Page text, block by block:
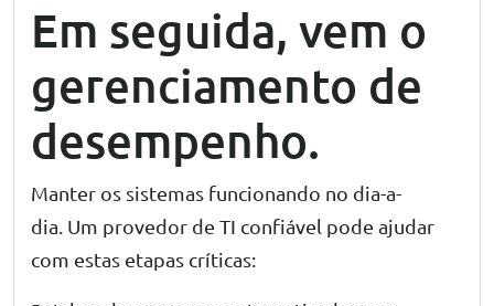
Em seguida, vem o
gerenciamento de
desempenho.
Manter os sistemas funcionando no dia-a-
dia. Um provedor de TI confiável pode ajudar
com estas etapas críticas: